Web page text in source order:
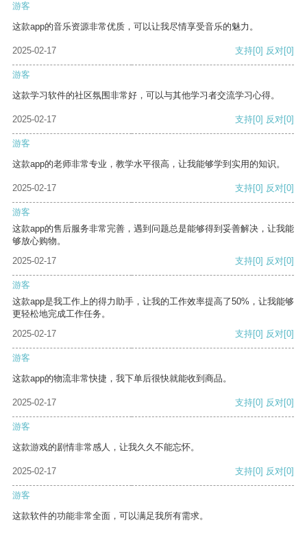
游客
这款app的音乐资源非常优质，可以让我尽情享受音乐的魅力。
2025-02-17 支持[0] 反对[0]
游客
这款学习软件的社区氛围非常好，可以与其他学习者交流学习心得。
2025-02-17 支持[0] 反对[0]
游客
这款app的老师非常专业，教学水平很高，让我能够学到实用的知识。
2025-02-17 支持[0] 反对[0]
游客
这款app的售后服务非常完善，遇到问题总是能够得到妥善解决，让我能
够放心购物。
2025-02-17
支持[0] 反对[0]
游客
这款app是我工作上的得力助手，让我的工作效率提高了50%，让我能够
更轻松地完成工作任务。
2025-02-17
支持[0] 反对[0]
游客
这款app的物流非常快捷，我下单后很快就能收到商品。
2025-02-17 支持[0] 反对[0]
游客
这款游戏的剧情非常感人，让我久久不能忘怀。
2025-02-17 支持[0] 反对[0]
游客
这款软件的功能非常全面，可以满足我所有需求。